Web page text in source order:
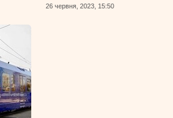
26 червня, 2023, 15:50